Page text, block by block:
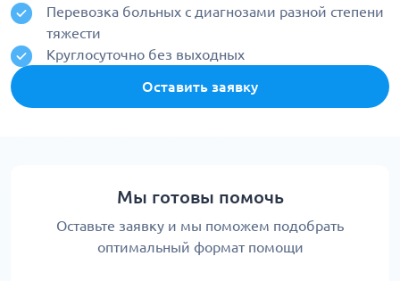
Перевозка больных с диагнозами разной степени
тяжести
Круглосуточно без выходных
Оставить заявку
Мы готовы помочь
Оставьте заявку и мы поможем подобрать
оптимальный формат помощи